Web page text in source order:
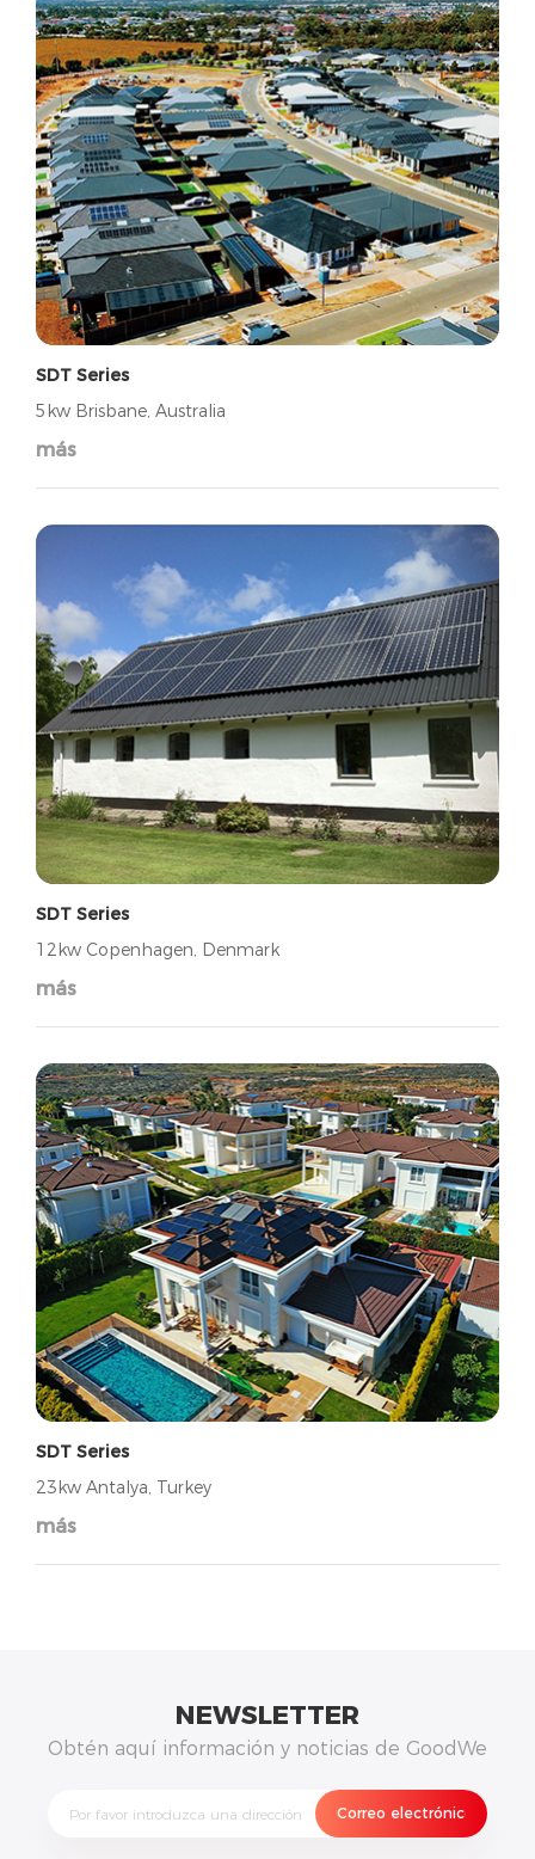
SDT Series
5kw Brisbane, Australia
más
SDT Series
12kw Copenhagen, Denmark
más
SDT Series
23kw Antalya, Turkey
más
NEWSLETTER
Obtén aquí información y noticias de GoodWe